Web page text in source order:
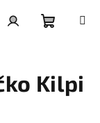
košík
Kilpi